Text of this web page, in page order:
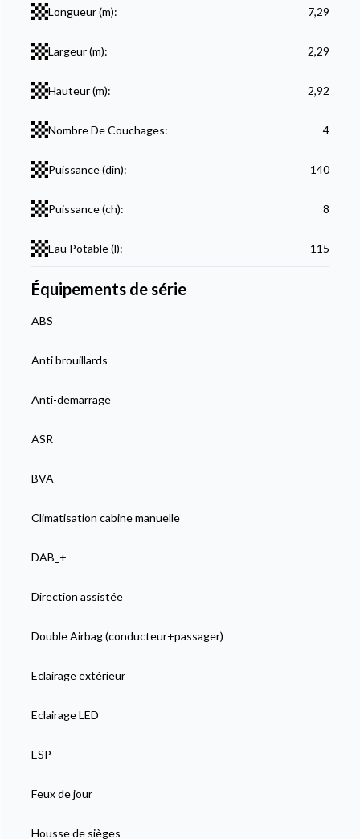
Longueur (m): 7,29
Largeur (m): 2,29
Hauteur (m): 2,92
Nombre De Couchages: 4
Puissance (din): 140
Puissance (ch): 8
Eau Potable (l): 115
Équipements de série
ABS
Anti brouillards
Anti-demarrage
ASR
BVA
Climatisation cabine manuelle
DAB_+
Direction assistée
Double Airbag (conducteur+passager)
Eclairage extérieur
Eclairage LED
ESP
Feux de jour
Housse de sièges